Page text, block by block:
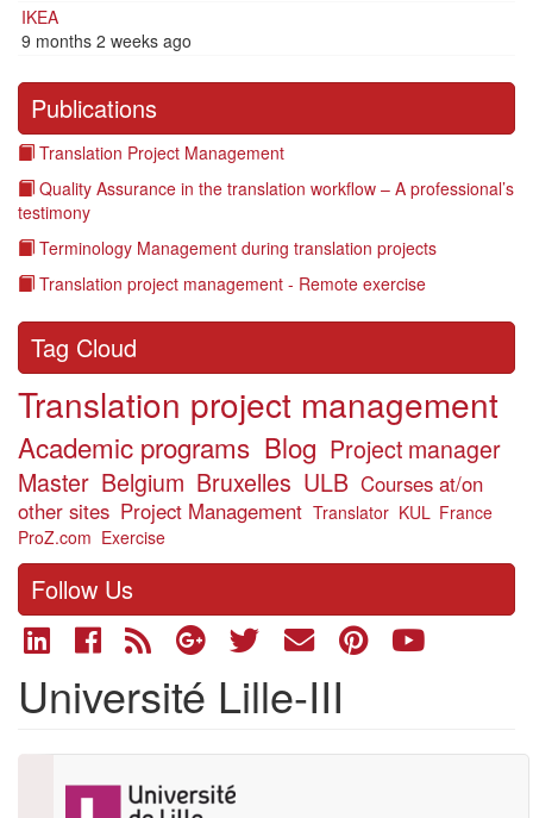
IKEA
9 months 2 weeks ago
Publications
Translation Project Management
Quality Assurance in the translation workflow – A professional’s
testimony
Terminology Management during translation projects
Translation project management - Remote exercise
Tag Cloud
Translation project management
Academic programs Blog Project manager
Master Belgium Bruxelles ULB Courses at/on
other sites Project Management Translator KUL France
ProZ.com Exercise
Follow Us
Université Lille-III
Logo